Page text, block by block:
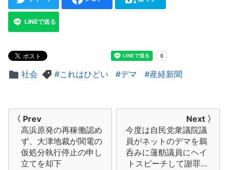
LINEで送る
社会 これはひどい デマ 産経新聞
〈 Prev
高浜原発の再稼働認め
ず、大津地裁が関電の
仮処分執行停止の申し
立てを却下
Next 〉
今度は自民党衆議院議
員がネットのデマを鵜
呑みに蓮舫議員にヘイ
トスピーチして謝罪…